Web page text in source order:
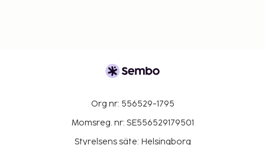
Org nr: 556529-1795
Momsreg. nr: SE556529179501
Styrelsens säte: Helsingborg